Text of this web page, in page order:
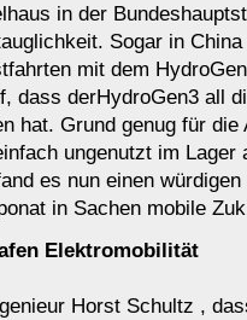
in der
Sogar in
mit dem
dass derHydroGen3 all
hat. Grund genug für die
ungenutzt im Lager
es nun einen
in Sachen mobile
Elektromobilität
Horst Schultz ,